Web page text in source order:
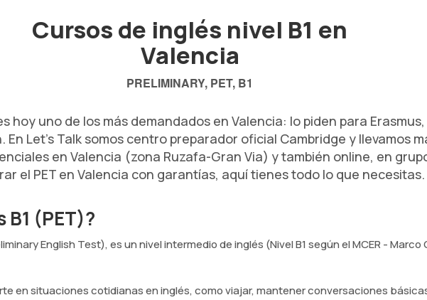
Cursos de inglés nivel B1 en
Valencia
PRELIMINARY, PET, B1
hoy uno de los más demandados en Valencia: lo piden para
Let's Talk somos centro preparador oficial Cambridge y llevamos
en Valencia (zona Ruzafa-Gran Via) y también online, en
el PET en Valencia con garantías, aquí tienes todo lo que necesitas.
(PET)?
English Test), es un nivel intermedio de inglés (Nivel B1 según el MCER -
en situaciones cotidianas en inglés, como viajar, mantener conversaciones